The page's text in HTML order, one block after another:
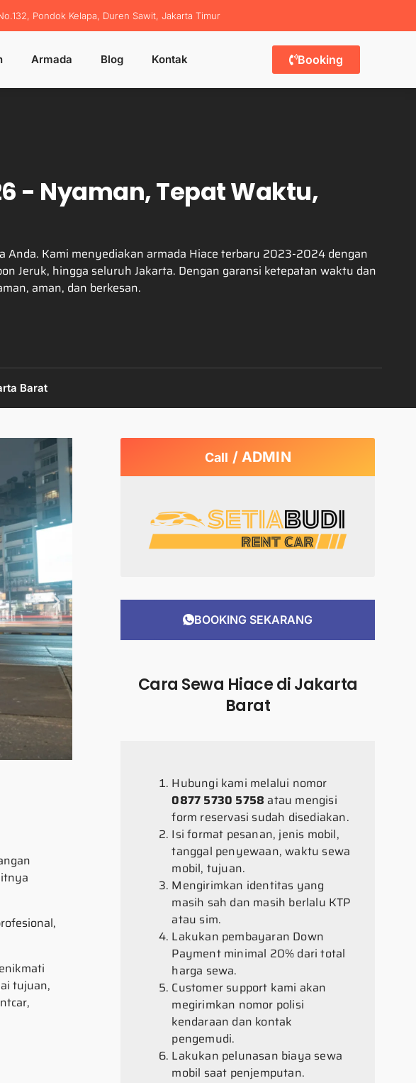
Pondok Kelapa, Duren Sawit, Jakarta Timur
Armada Blog Kontak Booking
- Nyaman, Tepat Waktu,
Kami menyediakan armada Hiace terbaru 2023-2024 dengan
Jeruk, hingga seluruh Jakarta. Dengan garansi ketepatan waktu dan
aman, dan berkesan.
Barat
tujuan,
Call / ADMIN
BOOKING SEKARANG
Cara Sewa Hiace di Jakarta
Barat
Hubungi kami melalui nomor
0877 5730 5758 atau mengisi
form reservasi sudah disediakan.
Isi format pesanan, jenis mobil,
tanggal penyewaan, waktu sewa
mobil, tujuan.
Mengirimkan identitas yang
masih sah dan masih berlalu KTP
atau sim.
Lakukan pembayaran Down
Payment minimal 20% dari total
harga sewa.
Customer support kami akan
megirimkan nomor polisi
kendaraan dan kontak
pengemudi.
Lakukan pelunasan biaya sewa
mobil saat penjemputan.